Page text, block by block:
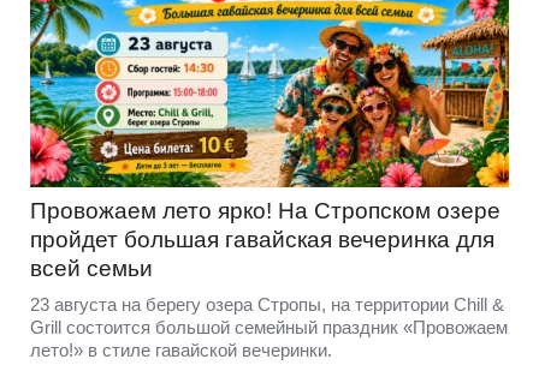
Провожаем лето ярко! На Стропском озере
пройдет большая гавайская вечеринка для
всей семьи
23 августа на берегу озера Стропы, на территории Chill &
Grill состоится большой семейный праздник «Провожаем
лето!» в стиле гавайской вечеринки.